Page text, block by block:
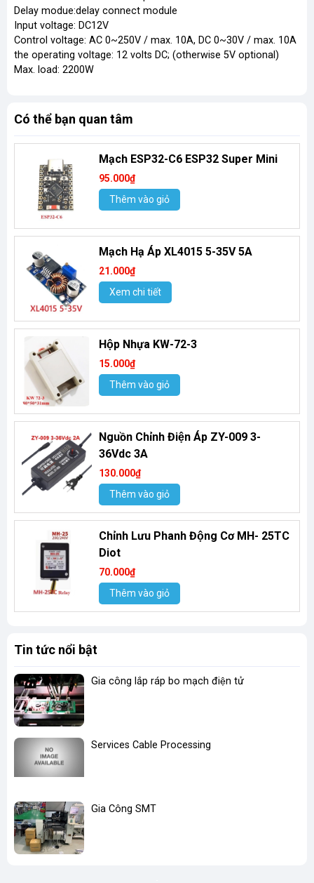
Delay modue:delay connect module
Input voltage: DC12V
Control voltage: AC 0~250V / max. 10A, DC 0~30V / max. 10A
the operating voltage: 12 volts DC; (otherwise 5V optional)
Max. load: 2200W
Có thể bạn quan tâm
Mạch ESP32-C6 ESP32 Super Mini
95.000₫
Thêm vào giỏ
Mạch Hạ Áp XL4015 5-35V 5A
21.000₫
Xem chi tiết
Hộp Nhựa KW-72-3
15.000₫
Thêm vào giỏ
Nguồn Chỉnh Điện Áp ZY-009 3-
36Vdc 3A
130.000₫
Thêm vào giỏ
Chỉnh Lưu Phanh Động Cơ MH- 25TC
Diot
70.000₫
Thêm vào giỏ
Tin tức nổi bật
Gia công lắp ráp bo mạch điện tử
Services Cable Processing
Gia Công SMT